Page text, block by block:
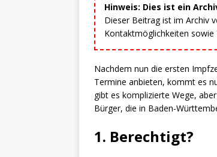
Hinweis: Dies ist ein
Dieser Beitrag ist im Archiv
Kontaktmöglichkeiten
Nachdem nun die ersten
Termine anbieten, kommt es
gibt es komplizierte Wege,
Bürger, die in Baden-
1. Berechtigt?